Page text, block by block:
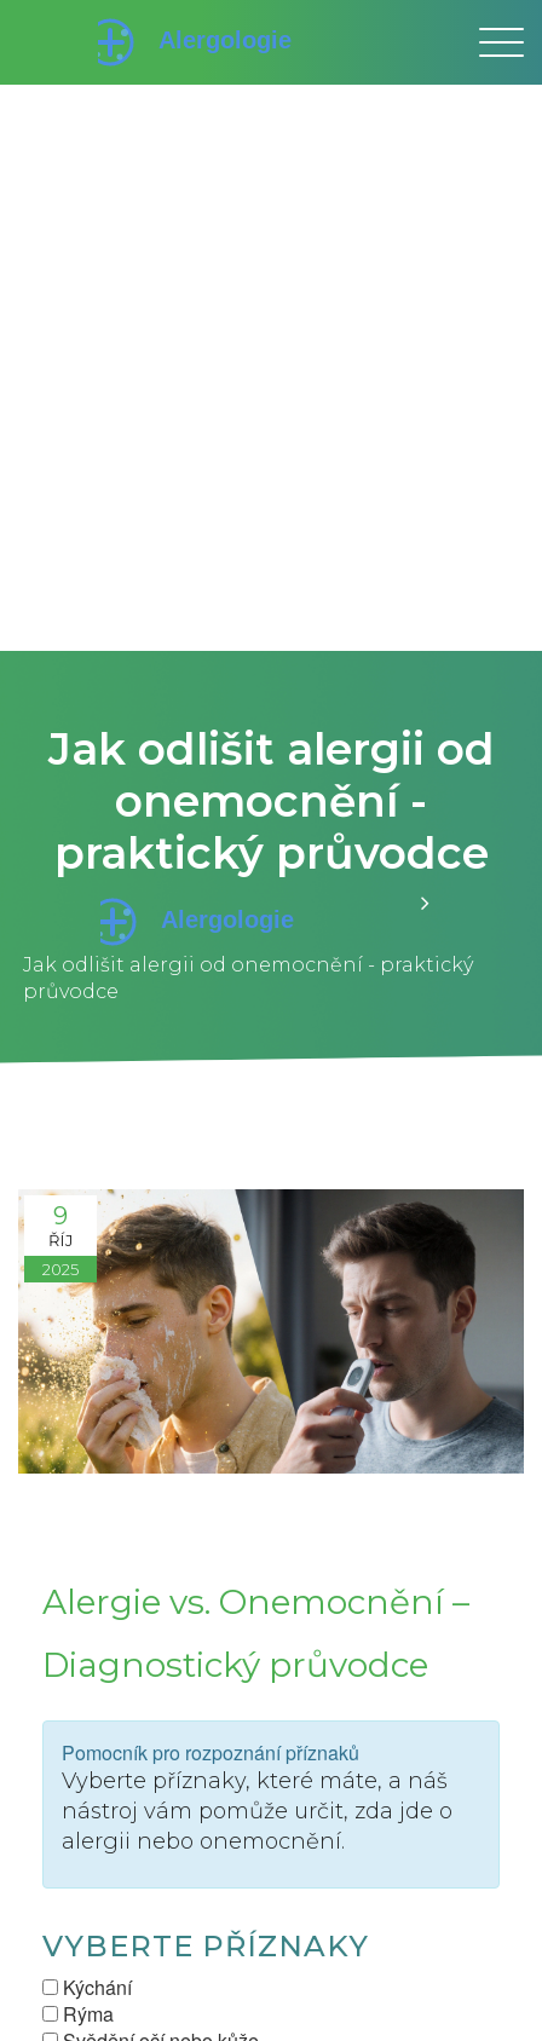
Jak odlišit alergii od
onemocnění -
praktický průvodce
Jak odlišit alergii od onemocnění - praktický
průvodce
9
ŘÍJ
2025
Alergie vs. Onemocnění –
Diagnostický průvodce
Pomocník pro rozpoznání příznaků
Vyberte příznaky, které máte, a náš
nástroj vám pomůže určit, zda jde o
alergii nebo onemocnění.
VYBERTE PŘÍZNAKY
Kýchání
Rýma